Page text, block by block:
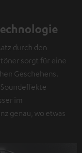
durch den
sorgt für eine
Geschehens.
im
genau, wo etwas